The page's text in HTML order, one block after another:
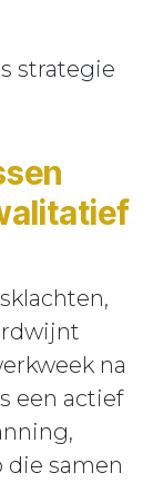
strategie
na
een actief
die samen